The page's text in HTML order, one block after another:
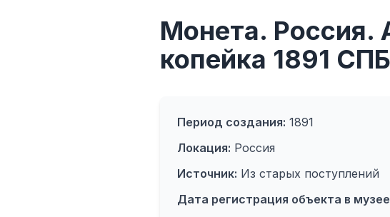
Монета. Россия.
копейка 1891 СПБ
Период создания: 1891
Локация: Россия
Источник: Из старых поступлений
Дата регистрация объекта в